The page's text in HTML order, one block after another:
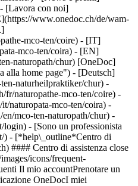
[Lavora con noi]
www.onedoc.ch/de/wam-
mco-ten/coire) - [IT]
mco-ten/coira) - [EN]
naturopath/chur) [OneDoc]
alla home page") - [Deutsch]
naturheilpraktiker/chur) -
fr/naturopathe-mco-ten/coire) -
naturopata-mco-ten/coira) -
mco-ten-naturopath/chur) -
- [Sono un professionista
) - [*help\_outline*Centro di
#### Centro di assistenza close
icons/frequent-
Il mio accountPrenotare un
OneDocI miei